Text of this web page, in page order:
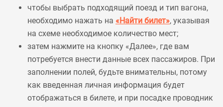
чтобы выбрать подходящий поезд и тип вагона,
необходимо нажать на «Найти билет», указывая
на схеме необходимое количество мест;
затем нажмите на кнопку «Далее», где вам
потребуется внести данные всех пассажиров. При
заполнении полей, будьте внимательны, потому
как введенная личная информация будет
отображаться в билете, и при посадке проводник